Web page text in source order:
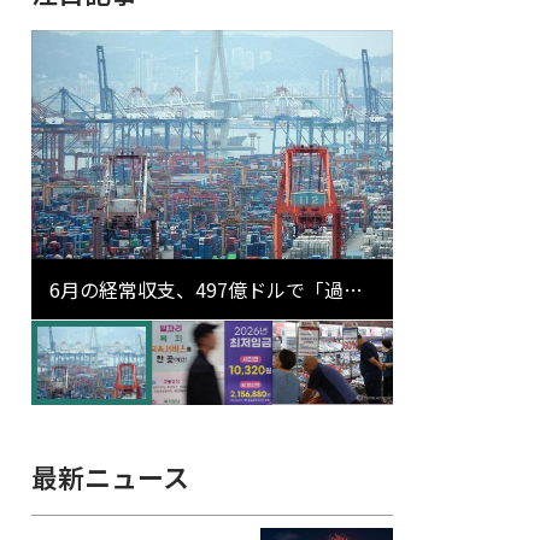
6月の経常収支、497億ドルで「過去
最大」…輸出が初の1000億ドル突破
最新ニュース